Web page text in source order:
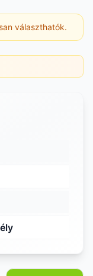
választhatók.